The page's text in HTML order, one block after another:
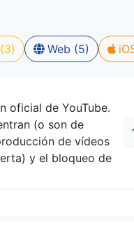
Web (5)
oficial de YouTube.
(o son de
de vídeos
y el bloqueo de